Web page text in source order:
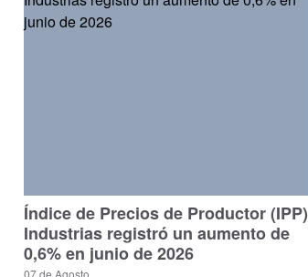
Índice de Precios de Productor (IPP)
Industrias registró un aumento de
0,6% en junio de 2026
07 de Agosto